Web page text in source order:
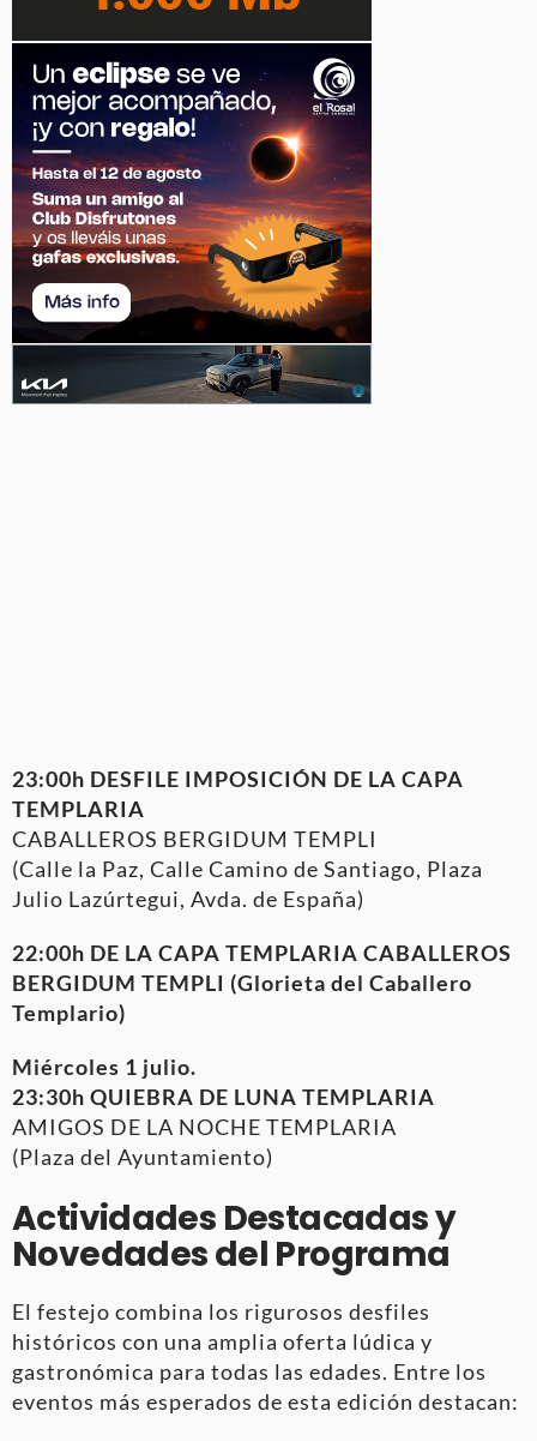
23:00h DESFILE IMPOSICIÓN DE LA CAPA
TEMPLARIA
CABALLEROS BERGIDUM TEMPLI
(Calle la Paz, Calle Camino de Santiago, Plaza
Julio Lazúrtegui, Avda. de España)
22:00h DE LA CAPA TEMPLARIA CABALLEROS
BERGIDUM TEMPLI (Glorieta del Caballero
Templario)
Miércoles 1 julio.
23:30h QUIEBRA DE LUNA TEMPLARIA
AMIGOS DE LA NOCHE TEMPLARIA
(Plaza del Ayuntamiento)
Actividades Destacadas y
Novedades del Programa
El festejo combina los rigurosos desfiles
históricos con una amplia oferta lúdica y
gastronómica para todas las edades. Entre los
eventos más esperados de esta edición destacan: